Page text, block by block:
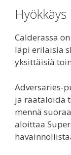
Hyökkäys
Calderassa
läpi erilaisia
yksittäisiä
Adversaries-
ja räätälöidä
mennä
aloittaa